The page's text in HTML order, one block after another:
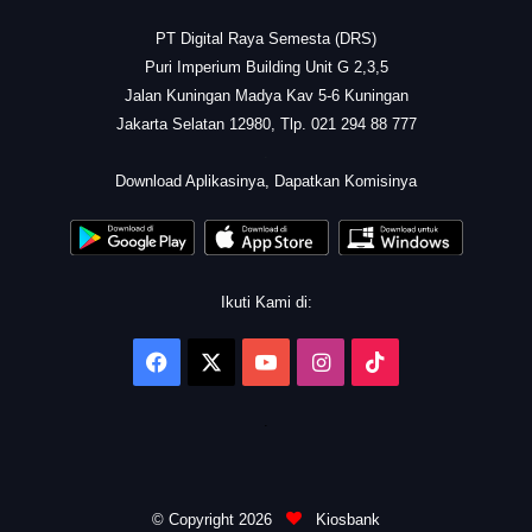
PT Digital Raya Semesta (DRS)
Puri Imperium Building Unit G 2,3,5
Jalan Kuningan Madya Kav 5-6 Kuningan
Jakarta Selatan 12980, Tlp. 021 294 88 777
Download Aplikasinya, Dapatkan Komisinya
Ikuti Kami di:
Facebook YouTubeInstagram
© Copyright 2026 Kiosbank